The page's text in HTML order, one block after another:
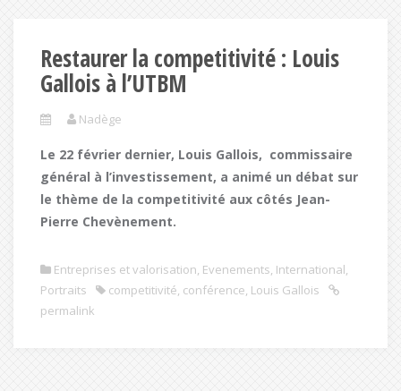
Restaurer la competitivité : Louis
Gallois à l’UTBM
Nadège
Le 22 février dernier, Louis Gallois, commissaire
général à l’investissement, a animé un débat sur
le thème de la competitivité aux côtés Jean-
Pierre Chevènement.
Entreprises et valorisation, Evenements, International,
Portraits
competitivité, conférence, Louis Gallois
permalink